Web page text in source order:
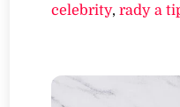
celebrity,rady a